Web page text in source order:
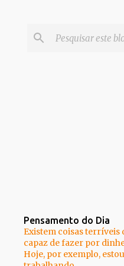
Pensamento do Dia
Existem coisas terríveis
capaz de fazer por
Hoje, por exemplo, estou